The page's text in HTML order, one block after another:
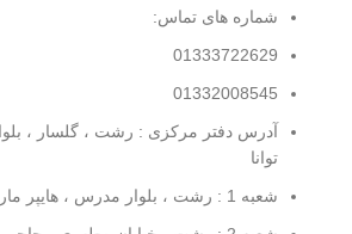
شماره های تماس:
01333722629
01332008545
آدرس دفتر مرکزی : رشت ، گلسار ، بلوار
توانا
شعبه 1 : رشت ، بلوار مدرس ، هایپر مارکت احمدی